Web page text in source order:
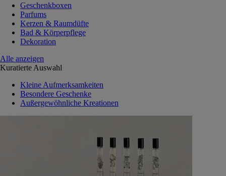
Geschenkboxen
Parfums
Kerzen & Raumdüfte
Bad & Körperpflege
Dekoration
Alle anzeigen
Kuratierte Auswahl
Kleine Aufmerksamkeiten
Besondere Geschenke
Außergewöhnliche Kreationen